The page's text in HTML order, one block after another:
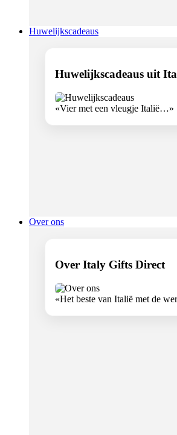
Huwelijkscadeaus
Huwelijkscadeaus uit
«Vier met een vleugje Italië…»
Over ons
Over Italy Gifts Direct
«Het beste van Italië met de